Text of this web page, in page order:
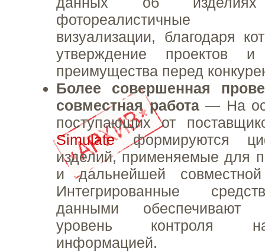
фотореалистичные
визуализации, благодаря
утверждение проектов и
преимущества перед
Более совершенная
совместная работа— На
поступающих от
Simulateформируются
изделий, применяемые для
и дальнейшей
Интегрированные
данными обеспечивают
уровень контроля
информацией.